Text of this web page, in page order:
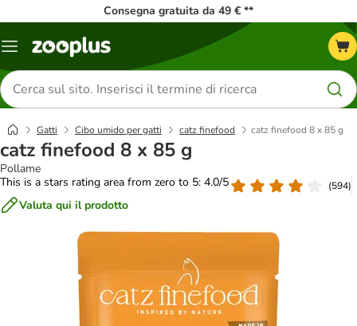
Consegna gratuita da 49 € **
Overview
Cerca
prodotti
Gatti Cibo umido per gatti catz finefood catz finefood 8 x 85 g
catz finefood 8 x 85 g
Pollame
This is a stars rating area from zero to 5: 4.0/5
(594)
Valuta qui il prodotto